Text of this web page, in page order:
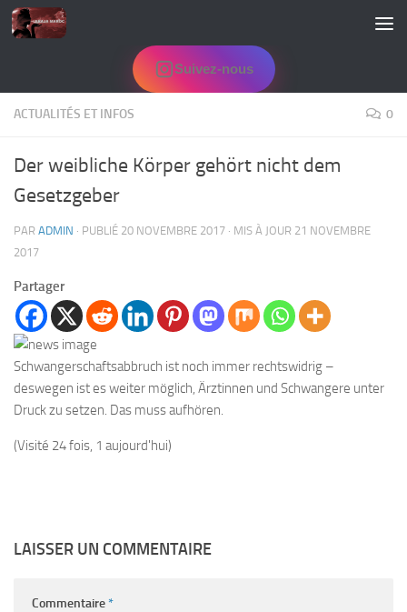
Skip to content
Suivez-nous
ACTUALITÉS ET INFOS 0
Der weibliche Körper gehört nicht dem
Gesetzgeber
PAR ADMIN · PUBLIÉ 20 NOVEMBRE 2017 · MIS À JOUR 21 NOVEMBRE
2017
Partager
Schwangerschaftsabbruch ist noch immer rechtswidrig –
deswegen ist es weiter möglich, Ärztinnen und Schwangere unter
Druck zu setzen. Das muss aufhören.
(Visité 24 fois, 1 aujourd'hui)
LAISSER UN COMMENTAIRE
Commentaire*